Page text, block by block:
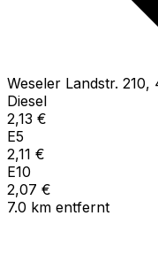
Weseler Landstr. 210,
Diesel
2,13 €
E5
2,11 €
E10
2,07 €
7.0 km entfernt